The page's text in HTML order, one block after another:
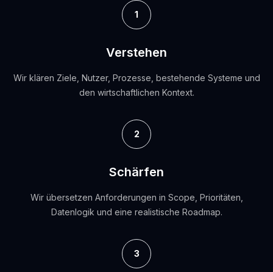
1
Verstehen
Wir klären Ziele, Nutzer, Prozesse, bestehende Systeme und
den wirtschaftlichen Kontext.
2
Schärfen
Wir übersetzen Anforderungen in Scope, Prioritäten,
Datenlogik und eine realistische Roadmap.
3